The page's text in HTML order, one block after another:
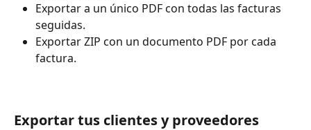
Exportar a un único PDF con todas las facturas
seguidas.
Exportar ZIP con un documento PDF por cada
factura.
Exportar tus clientes y proveedores